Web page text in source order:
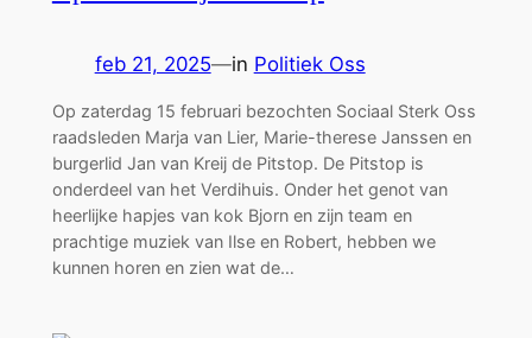
feb 21, 2025—in Politiek Oss
Op zaterdag 15 februari bezochten Sociaal Sterk Oss
raadsleden Marja van Lier, Marie-therese Janssen en
burgerlid Jan van Kreij de Pitstop. De Pitstop is
onderdeel van het Verdihuis. Onder het genot van
heerlijke hapjes van kok Bjorn en zijn team en
prachtige muziek van Ilse en Robert, hebben we
kunnen horen en zien wat de…